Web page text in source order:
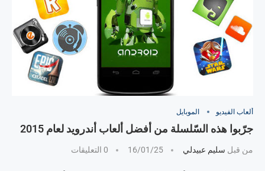
ألعاب الفيديو الموبايل
جرّبوا هذه السّلسلة من أفضل ألعاب أندرويد لعام 2015
من قبل سليم عبيدلي 16/01/25 0 التعليقات